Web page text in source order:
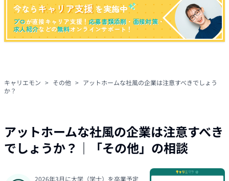
今なら キャリア支援 を実施中
プロが直接キャリア支援！応募書類添削 ・ 面接対策・
求人紹介などの無料オンラインサポート！
キャリエモン > その他 > アットホームな社風の企業は注意すべきでしょう
か？
アットホームな社風の企業は注意すべき
でしょうか？ ｜「その他」の相談
2026年3月に大学（学士）を卒業予定